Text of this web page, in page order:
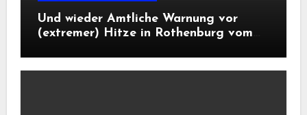
Und wieder Amtliche Warnung vor
(extremer) Hitze in Rothenburg vom